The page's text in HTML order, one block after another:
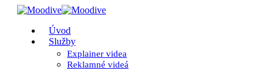
Skip
content
Menu
Úvod
Služby
Explainer videa
Reklamné videá